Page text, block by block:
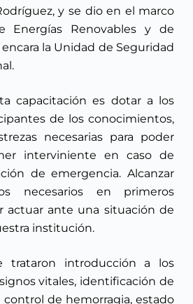
y se dio en el marco
Energías Renovables y de
la Unidad de Seguridad
capacitación es dotar a los
de los conocimientos,
necesarias para poder
interviniente en caso de
de emergencia. Alcanzar
necesarios en primeros
actuar ante una situación de
institución.
trataron introducción a los
vitales, identificación de
control de hemorragia, estado